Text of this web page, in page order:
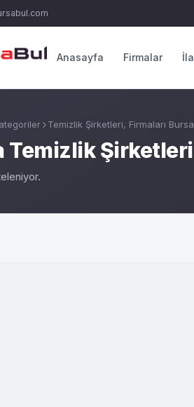
Anasayfa Firmalar
Temizlik Şirketleri, Firmaları Bursa
Temizlik